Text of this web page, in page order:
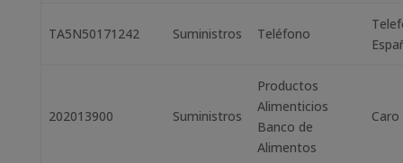
TA5N50171242 Suministros Teléfono
202013900 Suministros
Productos
Alimenticios
Banco de
Alimentos
Caro